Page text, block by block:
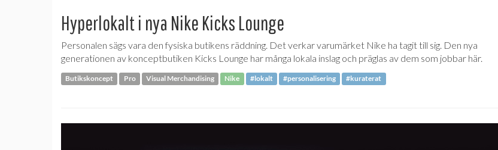
Hyperlokalt i nya Nike Kicks Lounge
Personalen sägs vara den fysiska butikens räddning. Det verkar varumärket Nike ha tagit till sig. Den nya
generationen av konceptbutiken Kicks Lounge har många lokala inslag och präglas av dem som jobbar här.
Butikskoncept Pro Visual Merchandising Nike #lokalt #personalisering #kuraterat